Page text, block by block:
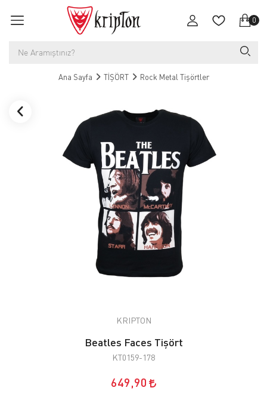
0
Ana Sayfa TİŞÖRT Rock Metal Tişörtler
KRIPTON
Beatles Faces Tişört
KT0159-178
649,90